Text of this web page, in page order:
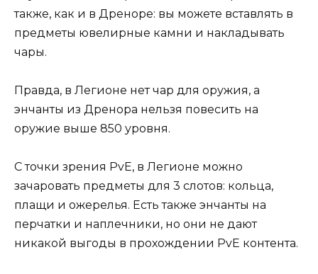
также, как и в Дреноре: вы можете вставлять в
предметы ювелирные камни и накладывать
чары.
Правда, в Легионе нет чар для оружия, а
энчанты из Дренора нельзя повесить на
оружие выше 850 уровня.
С точки зрения PvE, в Легионе можно
зачаровать предметы для 3 слотов: кольца,
плащи и ожерелья. Есть также энчанты на
перчатки и наплечники, но они не дают
никакой выгоды в прохождении PvE контента.